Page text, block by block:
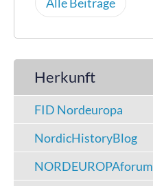
Herkunft
FID Nordeuropa
NordicHistoryBlog
NORDEUROPAforum